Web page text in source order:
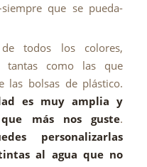
que se pueda-
todos los colores,
tantas como las que
las bolsas de plástico.
es muy amplia y
más nos guste.
personalizarlas
al agua que no